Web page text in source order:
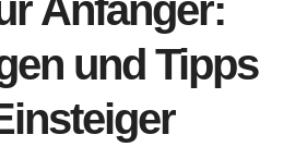
Anfänger:
und Tipps